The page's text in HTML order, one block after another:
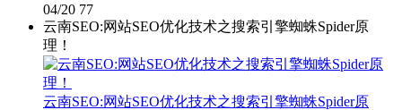
04/20 77
云南SEO:网站SEO优化技术之搜索引擎蜘蛛Spider原
理！
云南SEO:网站SEO优化技术之搜索引擎蜘蛛Spider原